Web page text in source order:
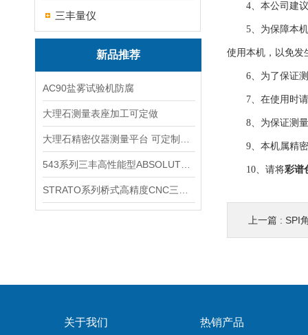
三丰量仪
新品推荐
AC90盐雾试验机防腐
大理石测量表座加工可定做
4、本公司建议
5、为保障本机
使用本机，以免发
6、为了保证测
7、在使用时请
8、为保证测量
9、本机属精密
10、请将彩谱
上一篇 : SPI
关于我们 热销产品